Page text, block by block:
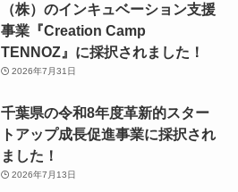
（株）のインキュベーション支援
事業『Creation Camp
TENNOZ』に採択されました！
2026年7月31日
千葉県の令和8年度⾰新的スター
トアップ成⻑促進事業に採択され
ました！
2026年7月13日